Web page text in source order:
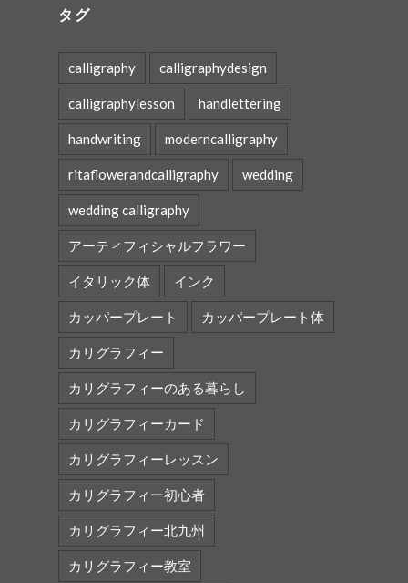
タグ
calligraphy calligraphydesign
calligraphylesson handlettering
handwriting moderncalligraphy
ritaflowerandcalligraphy wedding
wedding calligraphy
アーティフィシャルフラワー
イタリック体 インク
カッパープレート カッパープレート体
カリグラフィー
カリグラフィーのある暮らし
カリグラフィーカード
カリグラフィーレッスン
カリグラフィー初心者
カリグラフィー北九州
カリグラフィー教室